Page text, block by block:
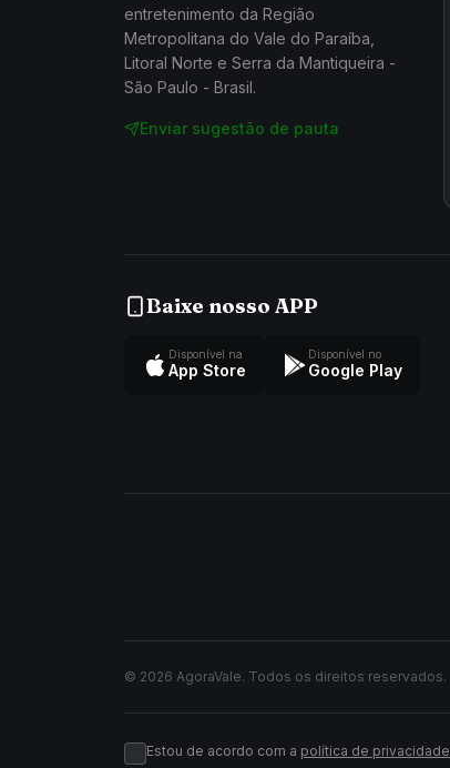
entretenimento da Região
Metropolitana do Vale do Paraíba,
Litoral Norte e Serra da Mantiqueira -
São Paulo - Brasil.
Enviar sugestão de pauta
Baixe nosso APP
Disponível na
App Store
Disponível no
Google Play
© 2026 AgoraVale. Todos os direitos reservados.
Estou de acordo com a política de privacidade